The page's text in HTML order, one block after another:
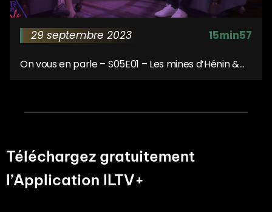
29 septembre 2023 15min57
On vous en parle – S05E01 – Les mines d’Hénin &
Téléchargez gratuitement
l’Application ILTV+